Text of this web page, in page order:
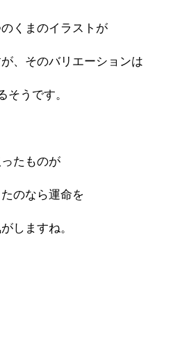
くまのイラストが
、そのバリエーションは
そうです。
たものが
のなら運命を
しますね。